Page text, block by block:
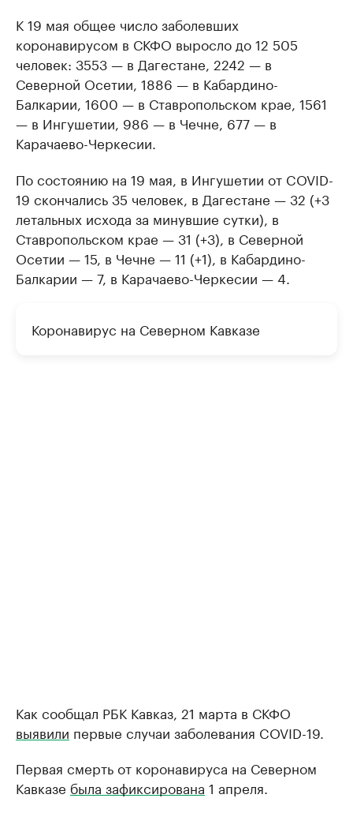
К 19 мая общее число заболевших
коронавирусом в СКФО выросло до 12 505
человек: 3553 — в Дагестане, 2242 — в
Северной Осетии, 1886 — в Кабардино-
Балкарии, 1600 — в Ставропольском крае, 1561
— в Ингушетии, 986 — в Чечне, 677 — в
Карачаево-Черкесии.
По состоянию на 19 мая, в Ингушетии от COVID-
19 скончались 35 человек, в Дагестане — 32 (+3
летальных исхода за минувшие сутки), в
Ставропольском крае — 31 (+3), в Северной
Осетии — 15, в Чечне — 11 (+1), в Кабардино-
Балкарии — 7, в Карачаево-Черкесии — 4.
Коронавирус на Северном Кавказе
Как сообщал РБК Кавказ, 21 марта в СКФО
выявили первые случаи заболевания COVID-19.
Первая смерть от коронавируса на Северном
Кавказе была зафиксирована 1 апреля.